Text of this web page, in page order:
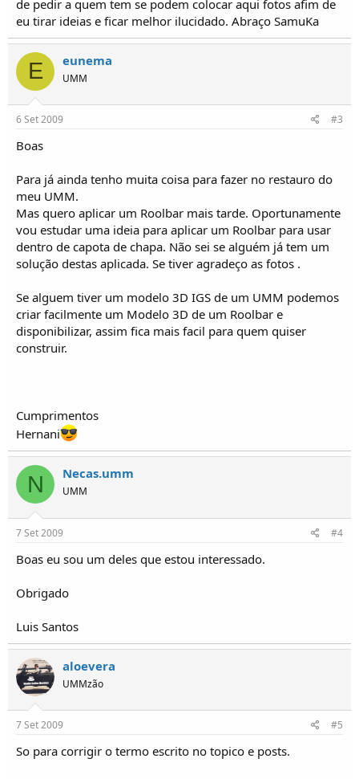
ó
p
i
c
o
s
de pedir a quem tem se podem colocar aqui fotos afim de
eu tirar ideias e ficar melhor ilucidado. Abraço SamuKa
E eunema
UMM
6 Set 2009 #3
Boas
Para já ainda tenho muita coisa para fazer no restauro do
meu UMM.
Mas quero aplicar um Roolbar mais tarde. Oportunamente
vou estudar uma ideia para aplicar um Roolbar para usar
dentro de capota de chapa. Não sei se alguém já tem um
solução destas aplicada. Se tiver agradeço as fotos .
Se alguem tiver um modelo 3D IGS de um UMM podemos
criar facilmente um Modelo 3D de um Roolbar e
disponibilizar, assim fica mais facil para quem quiser
construir.
Cumprimentos
Hernani
N Necas.umm
UMM
7 Set 2009 #4
Boas eu sou um deles que estou interessado.
Obrigado
Luis Santos
aloevera
UMMzão
7 Set 2009 #5
So para corrigir o termo escrito no topico e posts.